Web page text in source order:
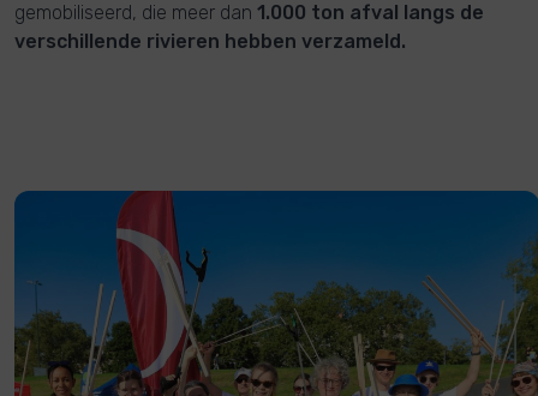
gemobiliseerd, die meer dan 1.000 ton afval langs de
verschillende rivieren hebben verzameld.